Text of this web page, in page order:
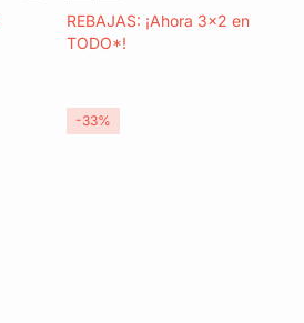
REBAJAS: ¡Ahora 3x2 en
TODO*!
-33%